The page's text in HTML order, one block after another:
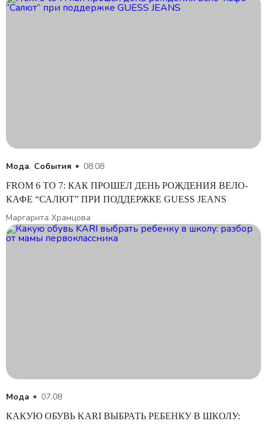
Мода, События 08.08
FROM 6 TO 7: КАК ПРОШЕЛ ДЕНЬ РОЖДЕНИЯ ВЕЛО-
КАФЕ “САЛЮТ” ПРИ ПОДДЕРЖКЕ GUESS JEANS
Маргарита Храмцова
Мода 07.08
КАКУЮ ОБУВЬ KARI ВЫБРАТЬ РЕБЕНКУ В ШКОЛУ: